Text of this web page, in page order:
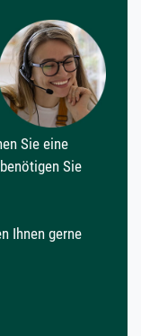
Sie eine
Sie
Ihnen gerne